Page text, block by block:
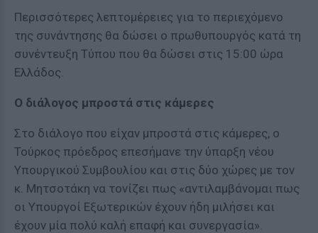
Περισσότερες λεπτομέρειες για το περιεχόμενο
της συνάντησης θα δώσει ο πρωθυπουργός κατά τη
συνέντευξη Τύπου που θα δώσει στις 15:00 ώρα
Ελλάδος.
Ο διάλογος μπροστά στις κάμερες
Στο διάλογο που είχαν μπροστά στις κάμερες, ο
Τούρκος πρόεδρος επεσήμανε την ύπαρξη νέου
Υπουργικού Συμβουλίου και στις δύο χώρες με τον
κ. Μητσοτάκη να τονίζει πως «αντιλαμβάνομαι πως
οι Υπουργοί Εξωτερικών έχουν ήδη μιλήσει και
έχουν μία πολύ καλή επαφή και συνεργασία».